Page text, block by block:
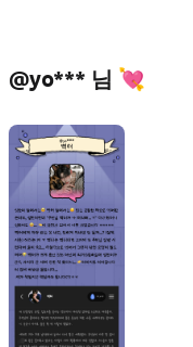
@yo*** 님 💘